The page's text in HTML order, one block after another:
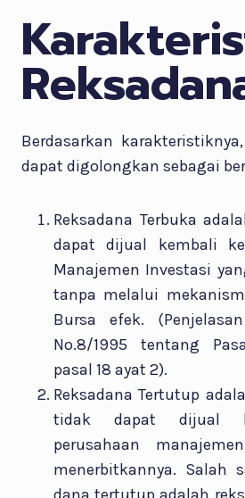
Berdasarkan
dapat digolongkan sebagai
Reksadana Terbuka
dapat dijual kembali
Manajemen Investasi
tanpa melalui
Bursa efek.
No.8/1995 tentang
pasal 18 ayat 2).
Reksadana Tertutup
tidak dapat dijual
perusahaan
menerbitkannya. Salah